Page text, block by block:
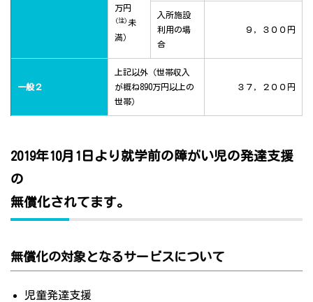
万円
(注) 未
満）
入所施設
利用の場
合
９，３００円
一般２
上記以外（世帯収入
が概ね890万円以上の
世帯）
３７，２００円
2019年10月1日より就学前の障がい児の発達支援
の
無償化されてます。
無償化の対象となるサービスについて
児童発達支援